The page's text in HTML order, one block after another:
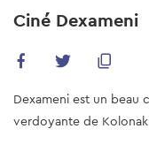
Ciné Dexameni
Dexameni est un beau
verdoyante de